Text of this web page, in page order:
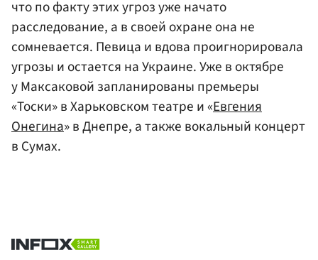
что по факту этих угроз уже начато
расследование, а в своей охране она не
сомневается. Певица и вдова проигнорировала
угрозы и остается на Украине. Уже в октябре
у Максаковой запланированы премьеры
«Тоски» в Харьковском театре и «Евгения
Онегина» в Днепре, а также вокальный концерт
в Сумах.